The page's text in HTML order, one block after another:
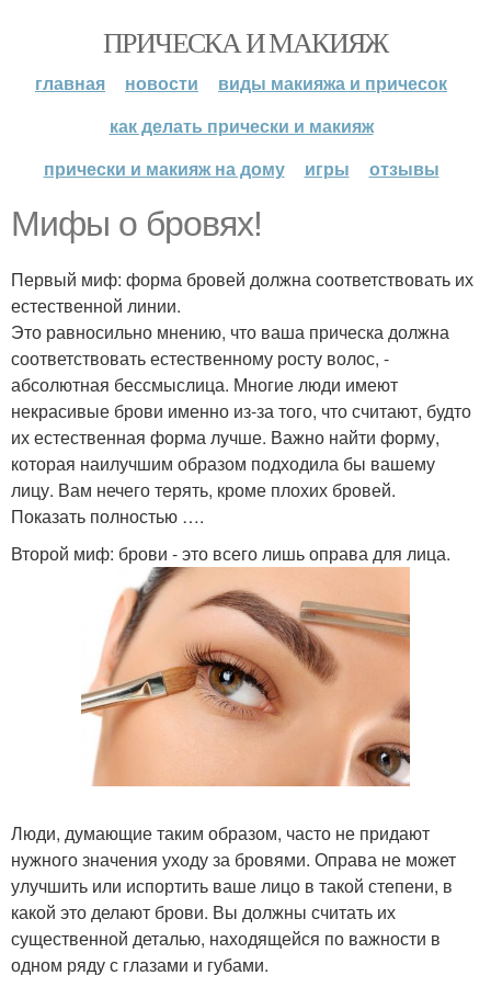
ПРИЧЕСКА И МАКИЯЖ
главная новости
виды макияжа и причесок
как делать прически и макияж
прически и макияж на дому
игры отзывы
Мифы о бровях!
Первый миф: форма бровей должна соответствовать их
естественной линии.
Это равносильно мнению, что ваша прическа должна
соответствовать естественному росту волос, -
абсолютная бессмыслица. Многие люди имеют
некрасивые брови именно из-за того, что считают, будто
их естественная форма лучше. Важно найти форму,
которая наилучшим образом подходила бы вашему
лицу. Вам нечего терять, кроме плохих бровей.
Показать полностью ….
Второй миф: брови - это всего лишь оправа для лица.
Люди, думающие таким образом, часто не придают
нужного значения уходу за бровями. Оправа не может
улучшить или испортить ваше лицо в такой степени, в
какой это делают брови. Вы должны считать их
существенной деталью, находящейся по важности в
одном ряду с глазами и губами.